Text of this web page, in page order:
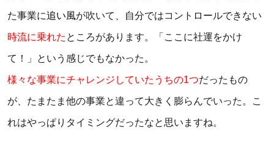
た事業に追い風が吹いて、自分ではコントロールできない
時流に乗れた ところがあります。「ここに社運をかけ
て！」という感じでもなかった。
様々な事業にチャレンジしていたうちの1つだったもの
が、たまたま他の事業と違って大きく膨らんでいった。こ
れはやっぱりタイミングだったなと思いますね。